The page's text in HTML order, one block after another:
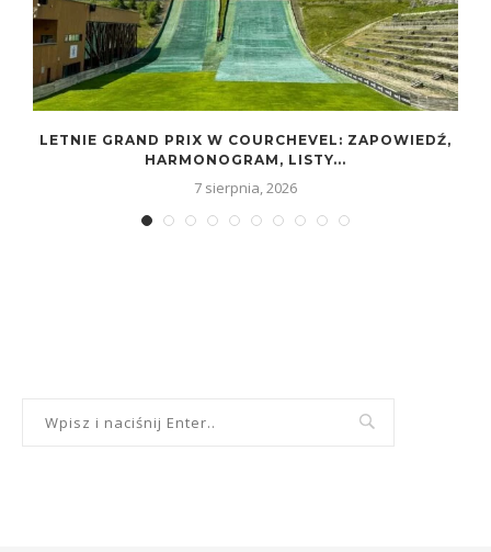
LETNIE GRAND PRIX W COURCHEVEL: ZAPOWIEDŹ,
HARMONOGRAM, LISTY...
7 sierpnia, 2026